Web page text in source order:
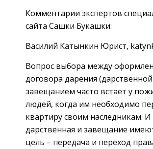
Комментарии экспертов
сайта Сашки Букашки:
Василий Катынкин Юрист,
Вопрос выбора между
договора дарения
завещанием часто встает у
людей, когда им необходимо
квартиру своим наследникам. И
дарственная и завещание
цель – передача и переход